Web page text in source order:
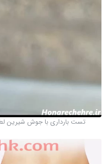
تست بارداری با جوش شیرین